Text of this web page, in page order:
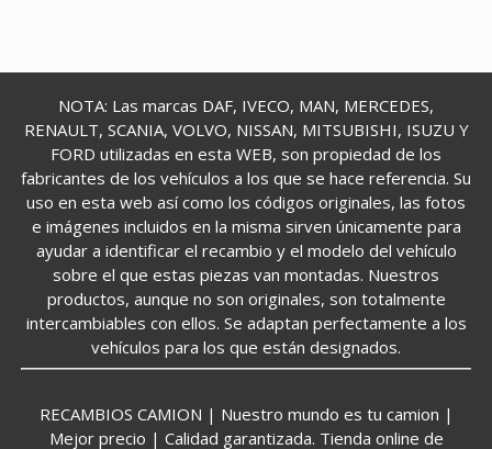
NOTA: Las marcas DAF, IVECO, MAN, MERCEDES,
RENAULT, SCANIA, VOLVO, NISSAN, MITSUBISHI, ISUZU Y
FORD utilizadas en esta WEB, son propiedad de los
fabricantes de los vehículos a los que se hace referencia. Su
uso en esta web así como los códigos originales, las fotos
e imágenes incluidos en la misma sirven únicamente para
ayudar a identificar el recambio y el modelo del vehículo
sobre el que estas piezas van montadas. Nuestros
productos, aunque no son originales, son totalmente
intercambiables con ellos. Se adaptan perfectamente a los
vehículos para los que están designados.
RECAMBIOS CAMION | Nuestro mundo es tu camion |
Mejor precio | Calidad garantizada. Tienda online de